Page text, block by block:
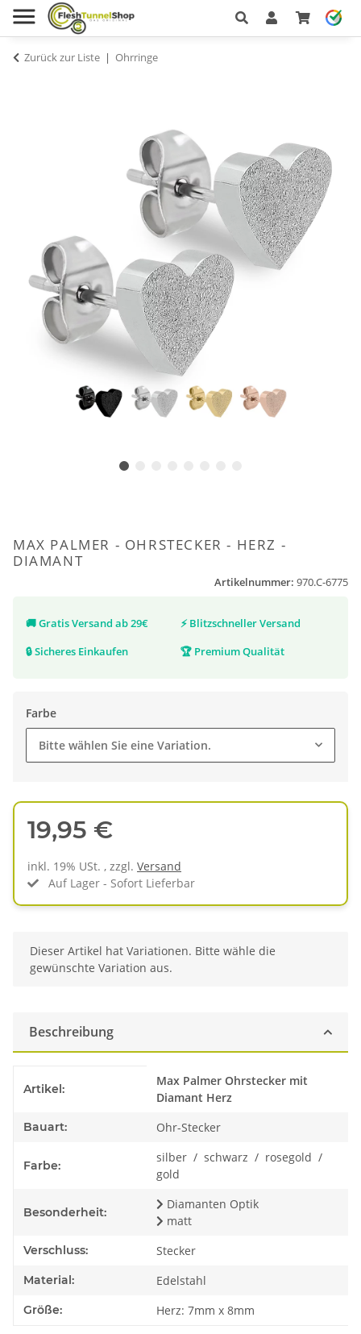
Zurück zur Liste Ohrringe
MAX PALMER - OHRSTECKER - HERZ -
DIAMANT
Artikelnummer: 970.C-6775
🚚Gratis Versand ab 29€ ⚡ Blitzschneller Versand
🔒Sicheres Einkaufen 🏆 Premium Qualität
Farbe
Bitte wählen Sie eine Variation.
19,95 €
inkl. 19% USt. , zzgl. Versand
Auf Lager - Sofort Lieferbar
x
Dieser Artikel hat Variationen. Bitte wähle die
gewünschte Variation aus.
Beschreibung
Artikel:
Max Palmer Ohrstecker mit
Diamant Herz
Bauart: Ohr-Stecker
Farbe:
silber / schwarz / rosegold /
gold
Besonderheit:
Diamanten Optik
matt
Verschluss: Stecker
Material: Edelstahl
Größe: Herz: 7mm x 8mm